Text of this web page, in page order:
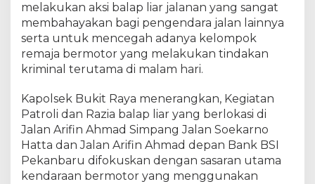
B
a
l
a
i
a
r
D
a
n
K
melakukan aksi balap liar jalanan yang sangat
membahayakan bagi pengendara jalan lainnya
serta untuk mencegah adanya kelompok
remaja bermotor yang melakukan tindakan
kriminal terutama di malam hari.
Kapolsek Bukit Raya menerangkan, Kegiatan
Patroli dan Razia balap liar yang berlokasi di
Jalan Arifin Ahmad Simpang Jalan Soekarno
Hatta dan Jalan Arifin Ahmad depan Bank BSI
Pekanbaru difokuskan dengan sasaran utama
kendaraan bermotor yang menggunakan